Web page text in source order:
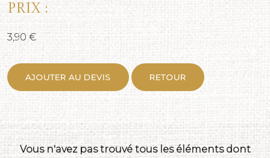
Prix :
3,90 €
AJOUTER AU DEVIS RETOUR
Vous n'avez pas trouvé tous les éléments dont